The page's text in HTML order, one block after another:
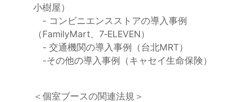
小樹屋）
- コンビニエンスストアの導入事例
（FamilyMart、7‐ELEVEN）
- 交通機関の導入事例（台北MRT）
-その他の導入事例（キャセイ生命保険）
＜個室ブースの関連法規＞